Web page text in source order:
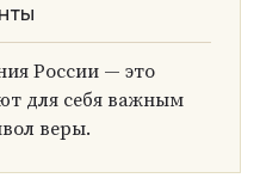
России — это
для себя важным
веры.